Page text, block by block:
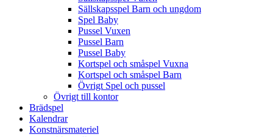
Sällskapsspel Barn och ungdom
Spel Baby
Pussel Vuxen
Pussel Barn
Pussel Baby
Kortspel och småspel Vuxna
Kortspel och småspel Barn
Övrigt Spel och pussel
Övrigt till kontor
Brädspel
Kalendrar
Konstnärsmateriel